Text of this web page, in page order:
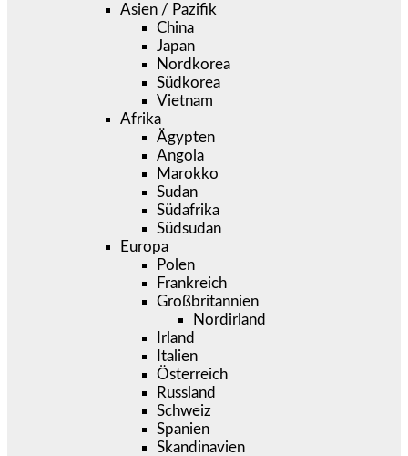
Asien / Pazifik
China
Japan
Nordkorea
Südkorea
Vietnam
Afrika
Ägypten
Angola
Marokko
Sudan
Südafrika
Südsudan
Europa
Polen
Frankreich
Großbritannien
Nordirland
Irland
Italien
Österreich
Russland
Schweiz
Spanien
Skandinavien